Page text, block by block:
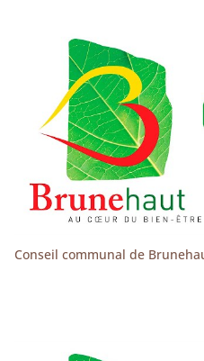
Conseil communal de